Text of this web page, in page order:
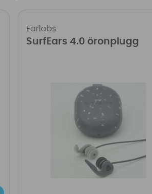
Earlabs
SurfEars 4.0 öronplugg